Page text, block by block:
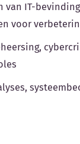
van IT-
voor